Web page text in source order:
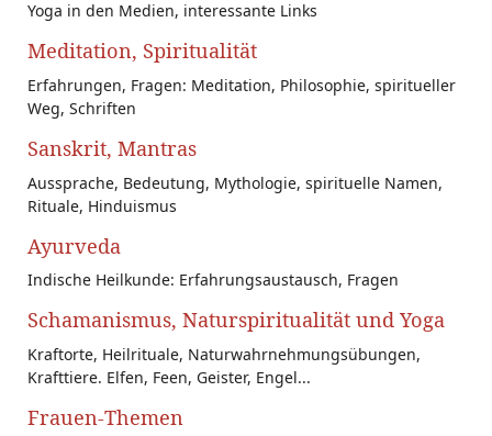
Yoga in den Medien, interessante Links
Meditation, Spiritualität
Erfahrungen, Fragen: Meditation, Philosophie, spiritueller
Weg, Schriften
Sanskrit, Mantras
Aussprache, Bedeutung, Mythologie, spirituelle Namen,
Rituale, Hinduismus
Ayurveda
Indische Heilkunde: Erfahrungsaustausch, Fragen
Schamanismus, Naturspiritualität und Yoga
Kraftorte, Heilrituale, Naturwahrnehmungsübungen,
Krafttiere. Elfen, Feen, Geister, Engel...
Frauen-Themen